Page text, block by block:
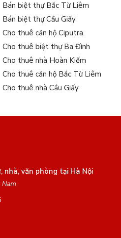
Bán biệt thự Bắc Từ Liêm
Bán biệt thự Cầu Giấy
Cho thuê căn hộ Ciputra
Cho thuê biệt thự Ba Đình
Cho thuê nhà Hoàn Kiếm
Cho thuê căn hộ Bắc Từ Liêm
Cho thuê nhà Cầu Giấy
nhà, văn phòng tại Hà Nội